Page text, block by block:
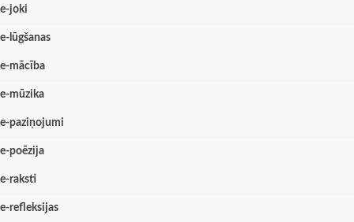
e-joki
e-lūgšanas
e-mācība
e-mūzika
e-paziņojumi
e-poēzija
e-raksti
e-refleksijas